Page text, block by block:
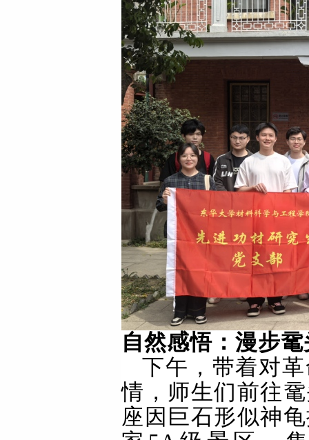
自然感悟：漫步
下午，带着对
情，师生们前往
座因巨石形似神